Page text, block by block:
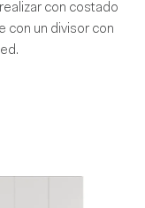
con costado
con un divisor con